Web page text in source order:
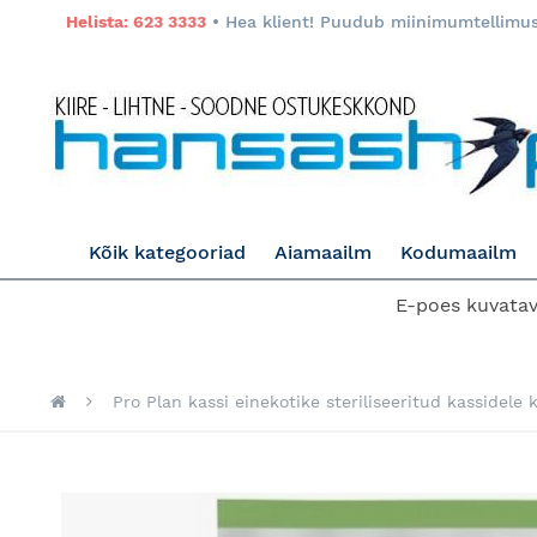
Helista: 623 3333 • Hea klient! Puudub
Kõik kategooriad Aiamaailm Kodumaailm
E-poes
Pro Plan kassi einekotike steriliseeritud kassidele